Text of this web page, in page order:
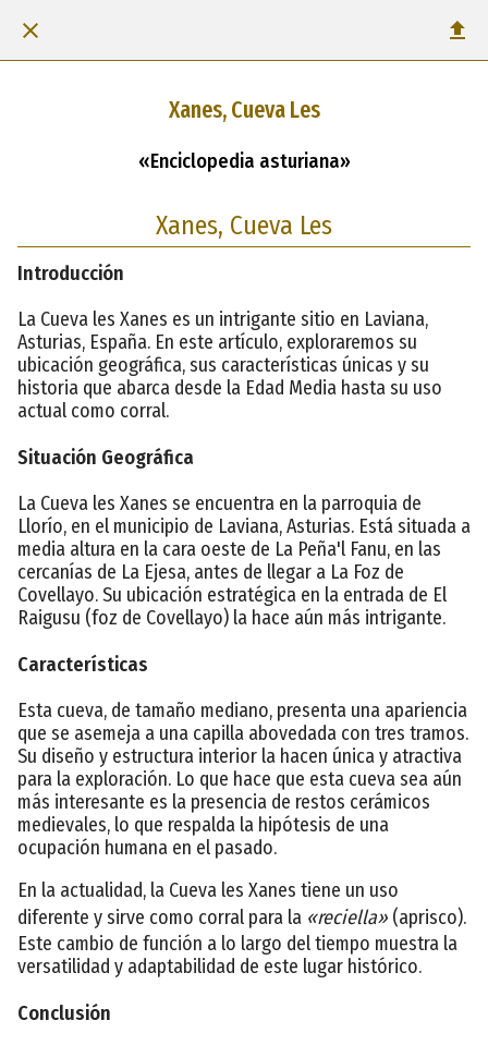
Xanes, Cueva Les
«Enciclopedia asturiana»
Xanes, Cueva Les
Introducción
La Cueva les Xanes es un intrigante sitio en Laviana,
Asturias, España. En este artículo, exploraremos su
ubicación geográfica, sus características únicas y su
historia que abarca desde la Edad Media hasta su uso
actual como corral.
Situación Geográfica
La Cueva les Xanes se encuentra en la parroquia de
Llorío, en el municipio de Laviana, Asturias. Está situada a
media altura en la cara oeste de La Peña'l Fanu, en las
cercanías de La Ejesa, antes de llegar a La Foz de
Covellayo. Su ubicación estratégica en la entrada de El
Raigusu (foz de Covellayo) la hace aún más intrigante.
Características
Esta cueva, de tamaño mediano, presenta una apariencia
que se asemeja a una capilla abovedada con tres tramos.
Su diseño y estructura interior la hacen única y atractiva
para la exploración. Lo que hace que esta cueva sea aún
más interesante es la presencia de restos cerámicos
medievales, lo que respalda la hipótesis de una
ocupación humana en el pasado.
En la actualidad, la Cueva les Xanes tiene un uso
diferente y sirve como corral para la «reciella» (aprisco).
Este cambio de función a lo largo del tiempo muestra la
versatilidad y adaptabilidad de este lugar histórico.
Conclusión